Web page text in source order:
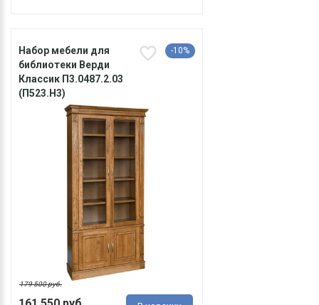
Набор мебели для
библиотеки Верди
Классик П3.0487.2.03
(П523.Н3)
-10%
179 500 руб.